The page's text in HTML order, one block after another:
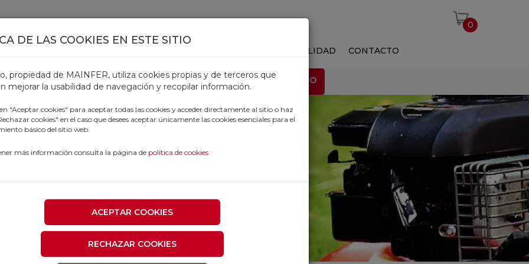
0
ACTUALIDAD CONTACTO
EMPLEO
DE LAS COOKIES EN ESTE SITIO
propiedad de MAINFER, utiliza cookies propias y de terceros que
mejorar la usabilidad de navegación y recopilar información.
"Aceptar cookies" para aceptar todas las cookies y acceder directamente al sitio o haz
cookies" en el caso que desees aceptar únicamente las cookies esenciales para el
básico del sitio web.
más información consulta la página de política de cookies
ACEPTAR COOKIES
RECHAZAR COOKIES